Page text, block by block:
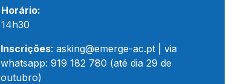
Horário:
14h30
Inscrições:asking@emerge-ac.pt | via
whatsapp: 919 182 780 (até dia 29 de
outubro)